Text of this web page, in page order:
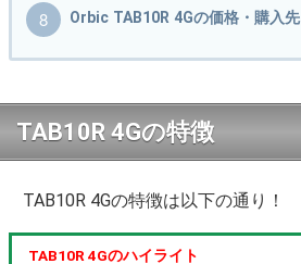
Orbic TAB10R 4Gの価格・購入先
TAB10R 4Gの特徴
TAB10R 4Gの特徴は以下の通り！
TAB10R 4Gのハイライト